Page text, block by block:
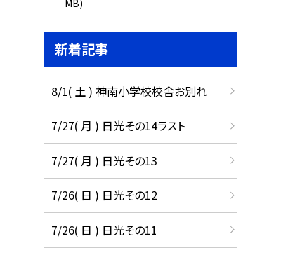
MB)
新着記事
8/1( 土 ) 神南小学校校舎お別れ
7/27( 月 ) 日光その14ラスト
7/27( 月 ) 日光その13
7/26( 日 ) 日光その12
7/26( 日 ) 日光その11